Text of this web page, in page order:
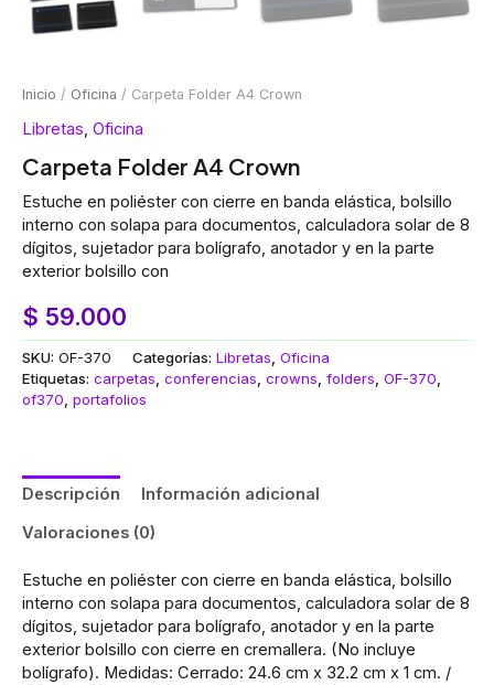
Inicio / Oficina / Carpeta Folder A4 Crown
Libretas, Oficina
Carpeta Folder A4 Crown
Estuche en poliéster con cierre en banda elástica, bolsillo
interno con solapa para documentos, calculadora solar de 8
dígitos, sujetador para bolígrafo, anotador y en la parte
exterior bolsillo con
$ 59.000
SKU: OF-370 Categorías: Libretas, Oficina
Etiquetas: carpetas, conferencias, crowns, folders, OF-370,
of370, portafolios
Descripción
Información adicional
Valoraciones (0)
Estuche en poliéster con cierre en banda elástica, bolsillo
interno con solapa para documentos, calculadora solar de 8
dígitos, sujetador para bolígrafo, anotador y en la parte
exterior bolsillo con cierre en cremallera. (No incluye
bolígrafo). Medidas: Cerrado: 24.6 cm x 32.2 cm x 1 cm. /